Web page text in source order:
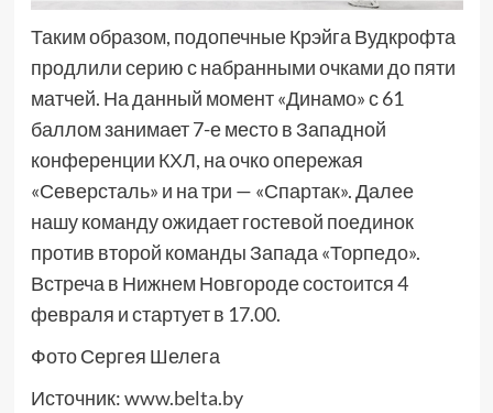
Таким образом, подопечные Крэйга Вудкрофта
продлили серию с набранными очками до пяти
матчей. На данный момент «Динамо» с 61
баллом занимает 7-е место в Западной
конференции КХЛ, на очко опережая
«Северсталь» и на три — «Спартак». Далее
нашу команду ожидает гостевой поединок
против второй команды Запада «Торпедо».
Встреча в Нижнем Новгороде состоится 4
февраля и стартует в 17.00.
Фото Сергея Шелега
Источник:www.belta.by